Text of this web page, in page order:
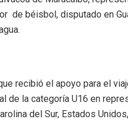
de béisbol, disputado en
recibió el apoyo para el
de la categoría U16 en
del Sur, Estados